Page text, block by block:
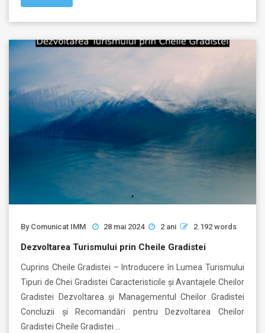
By Comunicat IMM 28 mai 2024 2 ani 2.192 words
Dezvoltarea Turismului prin Cheile Gradistei
Cuprins Cheile Gradistei – Introducere în Lumea Turismului
Tipuri de Chei Gradistei Caracteristicile și Avantajele Cheilor
Gradistei Dezvoltarea și Managementul Cheilor Gradistei
Concluzii și Recomandări pentru Dezvoltarea Cheilor
Gradistei Cheile Gradistei …